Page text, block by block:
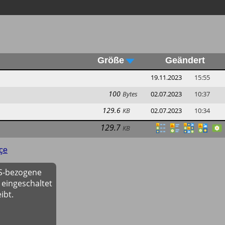
Größe Geändert
19.11.2023 15:55
100 Bytes 02.07.2023 10:37
129.6 KB 02.07.2023 10:34
129.7 KB
bezogene